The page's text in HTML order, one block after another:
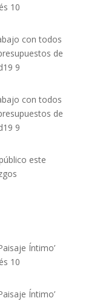
10
con todos
de
9
con todos
de
9
este
Íntimo’
10
Íntimo’